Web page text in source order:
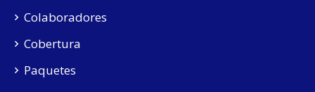
Colaboradores
Cobertura
Paquetes